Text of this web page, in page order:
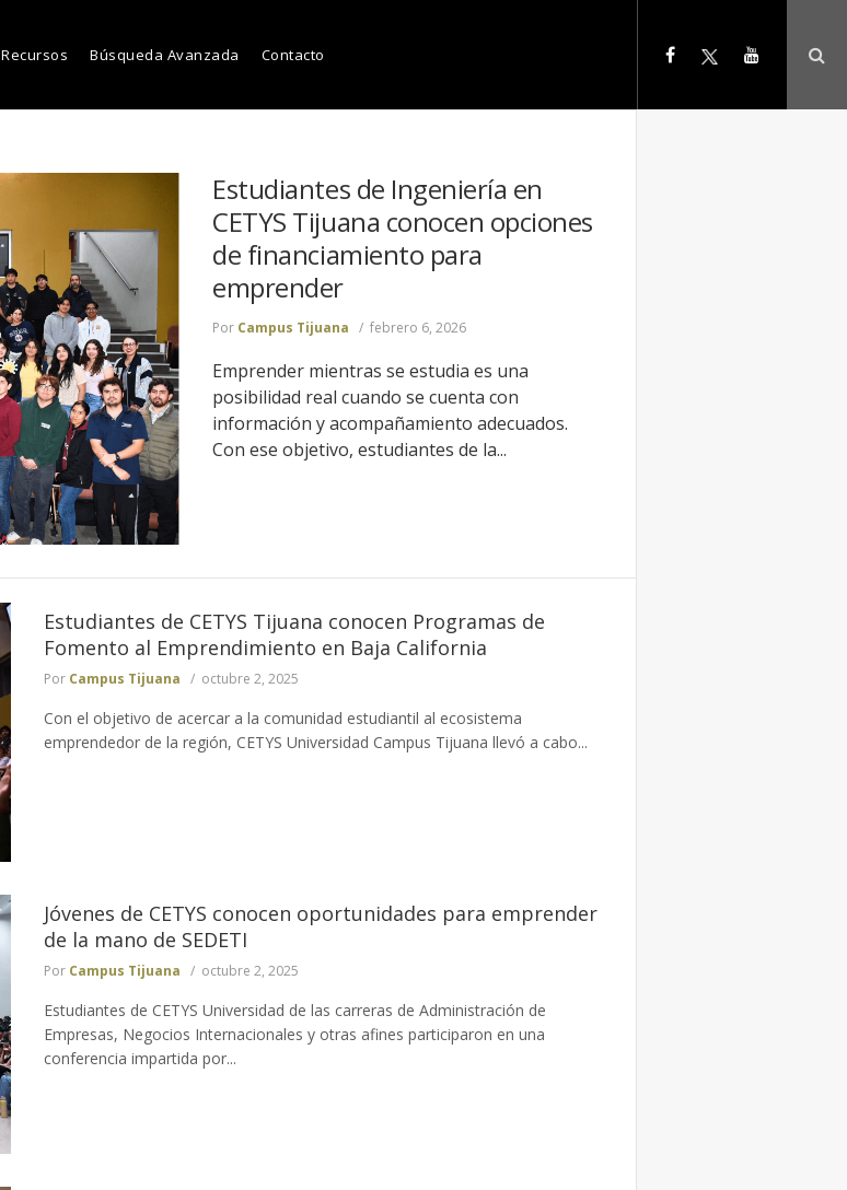
Recursos Búsqueda Avanzada Contacto
Estudiantes de Ingeniería en
CETYS Tijuana conocen opciones
de financiamiento para
emprender
Por Campus Tijuana febrero 6, 2026
Emprender mientras se estudia es una
posibilidad real cuando se cuenta con
información y acompañamiento adecuados.
Con ese objetivo, estudiantes de la...
Estudiantes de CETYS Tijuana conocen Programas de
Fomento al Emprendimiento en Baja California
Por Campus Tijuana octubre 2, 2025
Con el objetivo de acercar a la comunidad estudiantil al ecosistema
emprendedor de la región, CETYS Universidad Campus Tijuana llevó a cabo...
Jóvenes de CETYS conocen oportunidades para emprender
de la mano de SEDETI
Por Campus Tijuana octubre 2, 2025
Estudiantes de CETYS Universidad de las carreras de Administración de
Empresas, Negocios Internacionales y otras afines participaron en una
conferencia impartida por...